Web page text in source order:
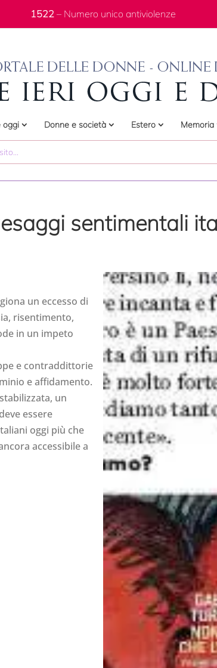
1522 – Numero unico antiviolenze
oggi Donne e società Estero Memoria
sentimentali
un eccesso di
risentimento,
in un impeto
e contraddittorie
e affidamento.
un
essere
oggi più che
accessibile a